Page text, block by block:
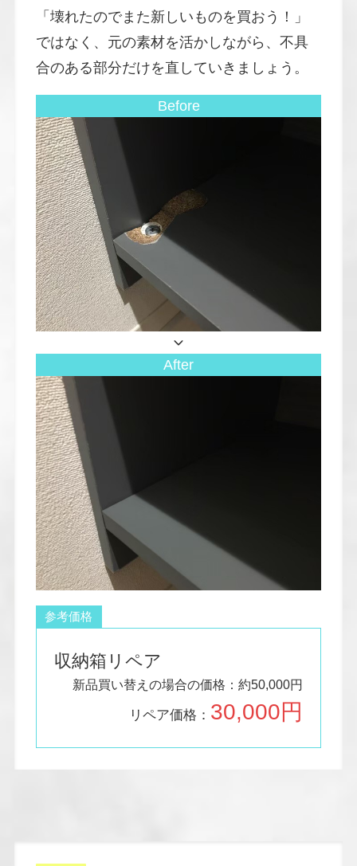
「壊れたのでまた新しいものを買おう！」
ではなく、元の素材を活かしながら、不具
合のある部分だけを直していきましょう。
Before
After
参考価格
収納箱リペア
新品買い替えの場合の価格：約50,000円
リペア価格： 30,000円